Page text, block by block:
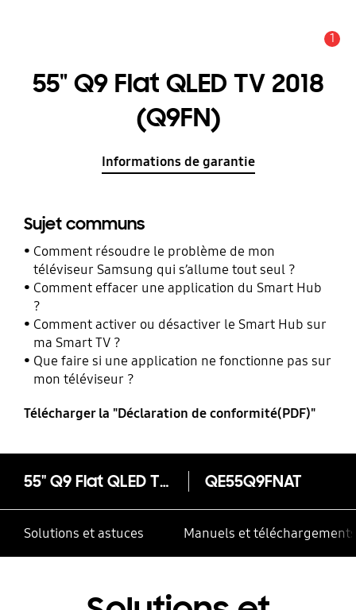
1
55" Q9 Flat QLED TV 2018
(Q9FN)
Informations de garantie
Sujet communs
Comment résoudre le problème de mon
téléviseur Samsung qui s’allume tout seul ?
Comment effacer une application du Smart Hub
?
Comment activer ou désactiver le Smart Hub sur
ma Smart TV ?
Que faire si une application ne fonctionne pas sur
mon téléviseur ?
Télécharger la "Déclaration de conformité(PDF)"
55" Q9 Flat QLED TV 2018 (Q9FN) QE55Q9FNAT
Solutions et astuces Manuels et téléchargements